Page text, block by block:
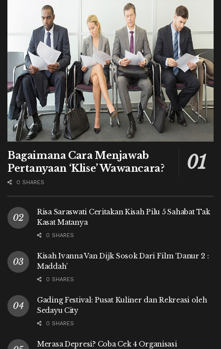
Bagaimana Cara Menjawab
Pertanyaan ‘Klise’ Wawancara?
0 SHARES
Risa Saraswati Ceritakan Kisah Pilu 5 Sahabat Tak
Kasat Matanya
0 SHARES
Kisah Ivanna Van Dijk Sosok Dari Film ‘Danur 2 :
Maddah’
0 SHARES
Gading Festival: Pusat Kuliner dan Rekreasi oleh
Sedayu City
0 SHARES
Merasa Depresi? Coba Cek 4 Organisasi